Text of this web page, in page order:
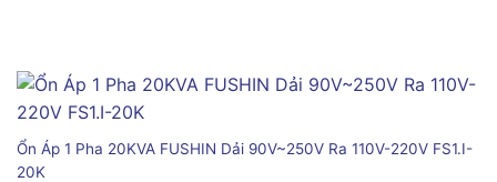
Ổn Áp 1 Pha 20KVA FUSHIN Dải 90V~250V Ra 110V-220V FS1.I-
20K